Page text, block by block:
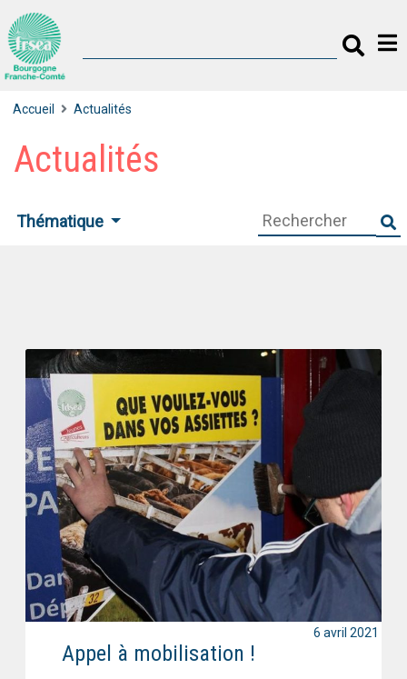
Accueil Actualités
Actualités
Thématique
Appel à mobilisation !
6 avril 2021